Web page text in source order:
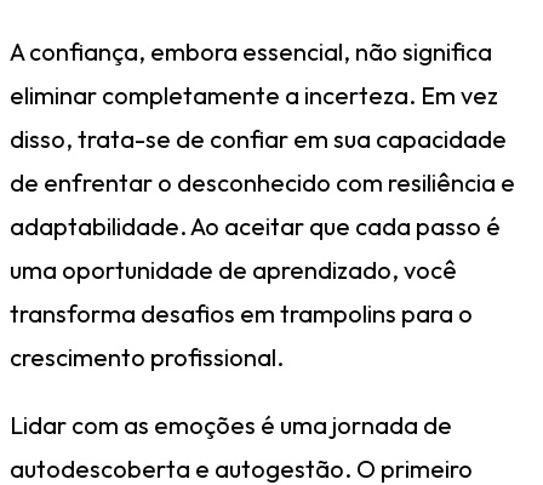
A confiança, embora essencial, não significa
eliminar completamente a incerteza. Em vez
disso, trata-se de confiar em sua capacidade
de enfrentar o desconhecido com resiliência e
adaptabilidade. Ao aceitar que cada passo é
uma oportunidade de aprendizado, você
transforma desafios em trampolins para o
crescimento profissional.
Lidar com as emoções é uma jornada de
autodescoberta e autogestão. O primeiro